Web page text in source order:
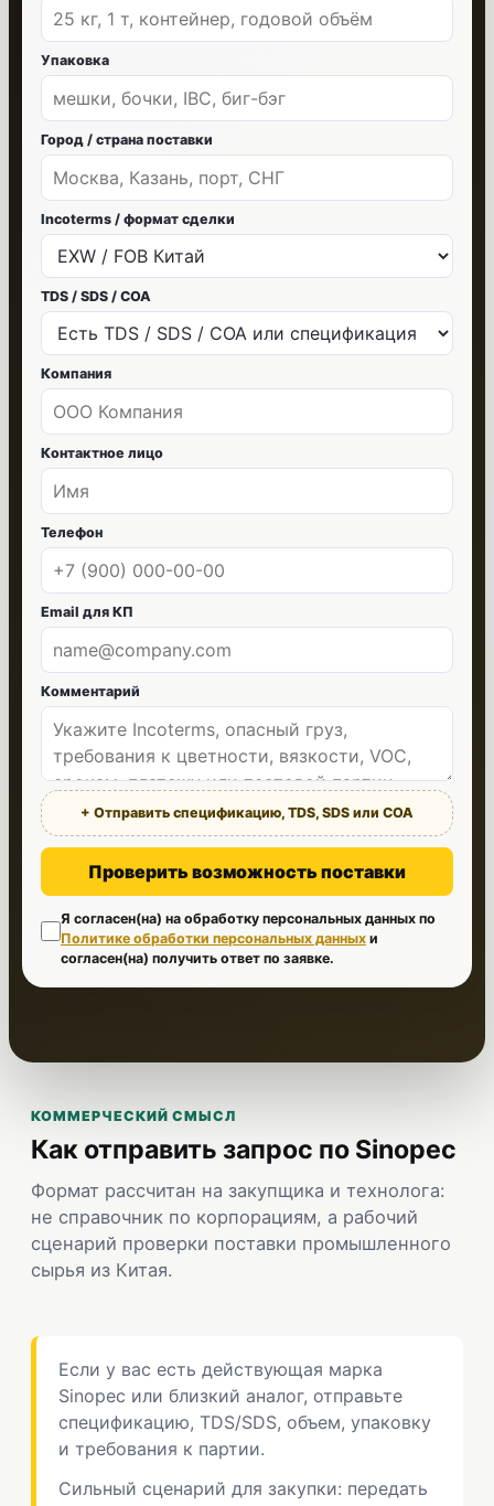
Упаковка
Город / страна поставки
Incoterms / формат сделки
TDS / SDS / COA
Компания
Контактное лицо
Телефон
Email для КП
Комментарий
+ Отправить спецификацию, TDS, SDS или COA
Проверить возможность поставки
Я согласен(на) на обработку персональных данных по
Политике обработки персональных данных и
согласен(на) получить ответ по заявке.
КОММЕРЧЕСКИЙ СМЫСЛ
Как отправить запрос по Sinopec
Формат рассчитан на закупщика и технолога:
не справочник по корпорациям, а рабочий
сценарий проверки поставки промышленного
сырья из Китая.
Если у вас есть действующая марка
Sinopec или близкий аналог, отправьте
спецификацию, TDS/SDS, объем, упаковку
и требования к партии.
Сильный сценарий для закупки: передать